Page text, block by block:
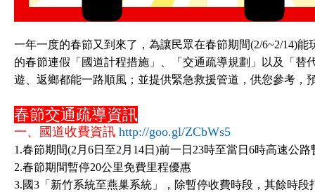
一年一度的春節又到來了，為讓民眾在春節期間(2/6~2/14)能
的春節連假「國道計程措施」、「交通疏導規劃」以及「替
遊、返鄉都能一路順風；並提供緊急救援管道，供您參考，
春節交通疏導資訊
一、國道收費資訊 http://goo.gl/ZCbWs5
1.春節期間(2月6日至2月14日)前一日23時至當日6時高速公路
2.春節期間暫停20公里免費里程優惠
3.國3「新竹系統至燕巢系統」，除暫停收費時段，其餘時段